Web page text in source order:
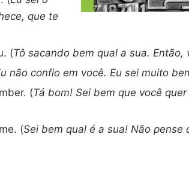
que te
(Tô sacando bem qual a sua.
não confio em você. Eu sei muito
(Tá bom! Sei bem que você
(Sei bem qual é a sua! Não pense